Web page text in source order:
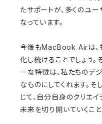
たサポートが、多くのユ
なっています。
今後もMacBook Airは、
化し続けることでしょう
ーな特徴は、私たちのデ
なものにしてくれます。
じて、自分自身のクリエ
未来を切り開いていくこと